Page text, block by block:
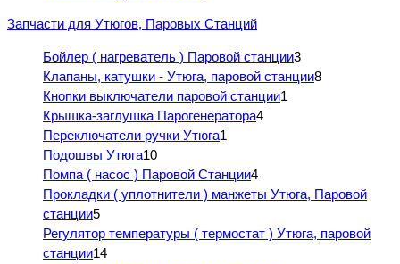
Запчасти для Утюгов, Паровых Станций
Бойлер ( нагреватель ) Паровой станции3
Клапаны, катушки - Утюга, паровой станции8
Кнопки выключатели паровой станции1
Крышка-заглушка Парогенератора4
Переключатели ручки Утюга1
Подошвы Утюга10
Помпа ( насос ) Паровой Станции4
Прокладки ( уплотнители ) манжеты Утюга, Паровой
станции5
Регулятор температуры ( термостат ) Утюга, паровой
станции14